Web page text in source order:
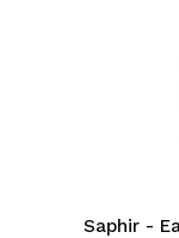
Saphir -